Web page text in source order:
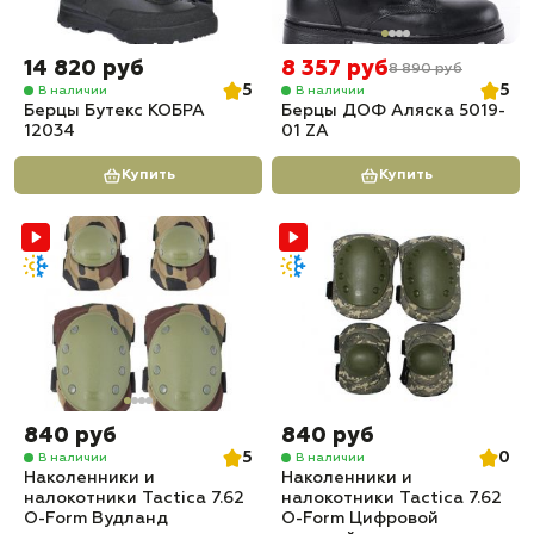
14 820 руб
В наличии
5
Берцы Бутекс КОБРА
12034
Купить
8 357 руб8 890 руб
В наличии
5
Берцы ДОФ Аляска 5019-
01 ZA
Купить
840 руб
В наличии
5
Наколенники и
налокотники Tactica 7.62
O-Form Вудланд
840 руб
В наличии
0
Наколенники и
налокотники Tactica 7.62
O-Form Цифровой